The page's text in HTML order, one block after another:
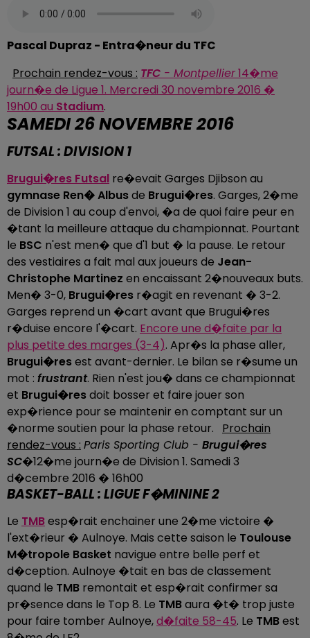
Pascal Dupraz - Entra�neur du TFC
Prochain rendez-vous : TFC - Montpellier14�me
journ�e de Ligue 1. Mercredi 30 novembre 2016 �
19h00 au Stadium.
SAMEDI 26 NOVEMBRE 2016
FUTSAL : DIVISION 1
Brugui�res Futsal re�evait Garges Djibson au
gymnase Ren� Albusde Brugui�res. Garges, 2�me
de Division 1 au coup d'envoi, �a de quoi faire peur en
�tant la meilleure attaque du championnat. Pourtant
le BSC n'est men� que d'1 but � la pause. Le retour
des vestiaires a fait mal aux joueurs de Jean-
Christophe Martinez en encaissant 2�nouveaux buts.
Men� 3-0, Brugui�res r�agit en revenant � 3-2.
Garges reprend un �cart avant que Brugui�res
r�duise encore l'�cart. Encore une d�faite par la
plus petite des marges (3-4). Apr�s la phase aller,
Brugui�resest avant-dernier. Le bilan se r�sume un
mot : frustrant. Rien n'est jou� dans ce championnat
et Brugui�resdoit bosser et faire jouer son
exp�rience pour se maintenir en comptant sur un
�norme soutien pour la phase retour. Prochain
rendez-vous : Paris Sporting Club - Brugui�res
SC�12�me journ�e de Division 1. Samedi 3
d�cembre 2016 � 16h00
BASKET-BALL : LIGUE F�MININE 2
Le TMBesp�rait enchainer une 2�me victoire �
l'ext�rieur � Aulnoye. Mais cette saison le Toulouse
M�tropole Basket navigue entre belle perf et
d�ception. Aulnoye �tait en bas de classement
quand le TMB remontait et esp�rait confirmer sa
pr�sence dans le Top 8. Le TMBaura �t� trop juste
pour faire tomber Aulnoye,d�faite 58-45. Le TMBest